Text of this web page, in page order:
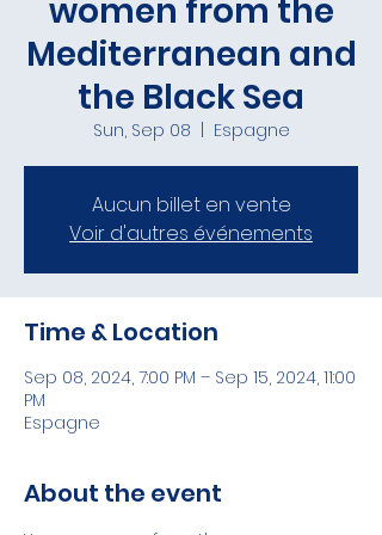
women from the
Mediterranean and
the Black Sea
Sun, Sep 08 Espagne
Aucun billet en vente
Voir d'autres événements
Time & Location
Sep 08, 2024, 7:00 PM – Sep 15, 2024, 11:00
PM
Espagne
About the event